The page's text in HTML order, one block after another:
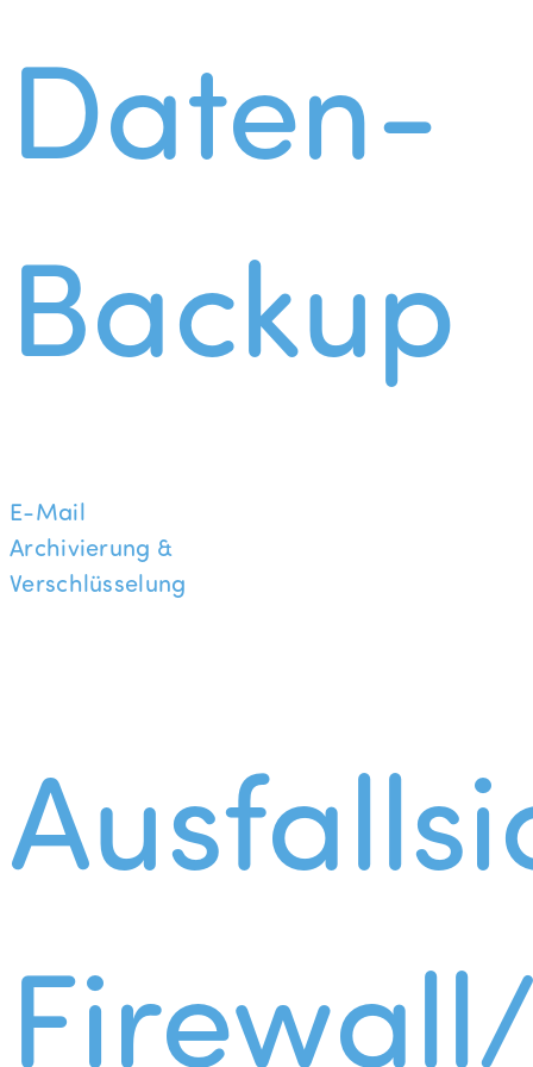
Daten-
Backup
E-Mail
Archivierung &
Verschlüsselung